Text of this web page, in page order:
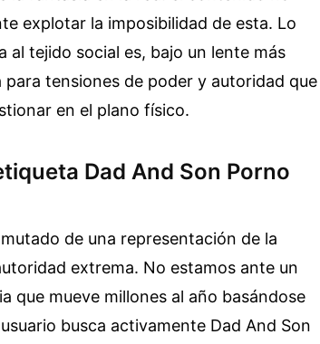
explotar la imposibilidad de esta. Lo
al tejido social es, bajo un lente más
tensiones de poder y autoridad que
en el plano físico.
Dad And Son Porno
de una representación de la
extrema. No estamos ante un
que mueve millones al año basándose
busca activamente Dad And Son